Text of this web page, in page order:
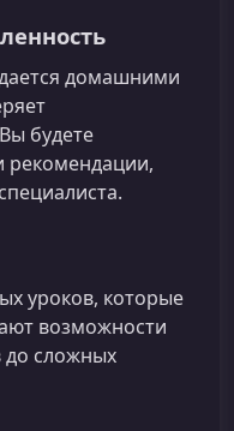
домашними
будете
рекомендации,
уроков, которые
возможности
до сложных